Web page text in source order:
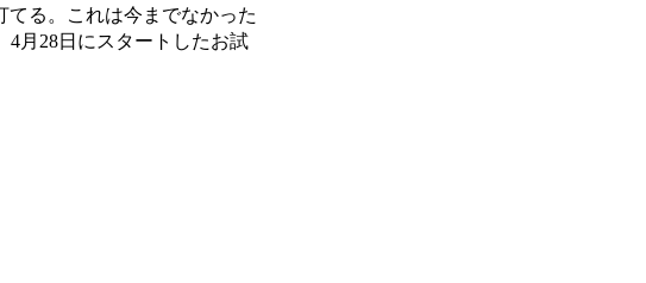
る。これは今までなかった
月28日にスタートしたお試